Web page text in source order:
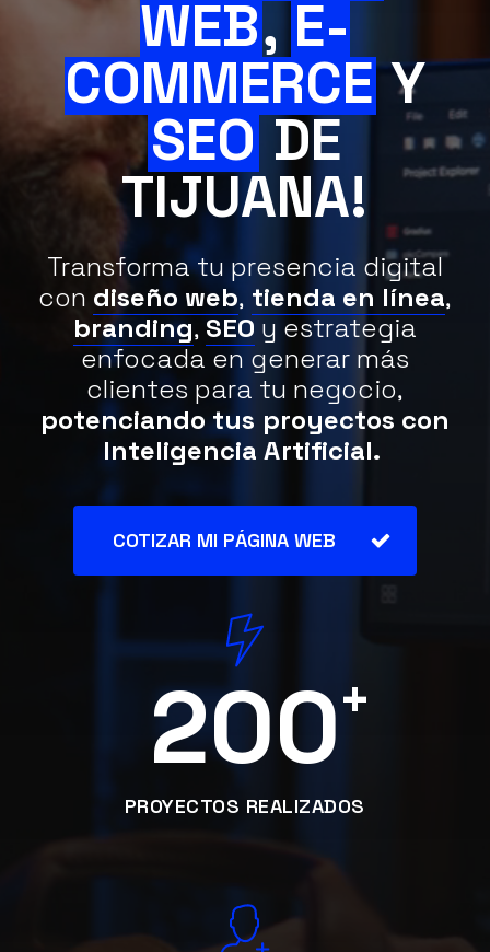
WEB,E-
COMMERCEY
SEODE
TIJUANA!
Transforma tu presencia digital
con diseño web, tienda en línea,
branding, SEO y estrategia
enfocada en generar más
clientes para tu negocio,
potenciando tus proyectos con
Inteligencia Artificial.
COTIZAR MI PÁGINA WEB
200+
PROYECTOS REALIZADOS